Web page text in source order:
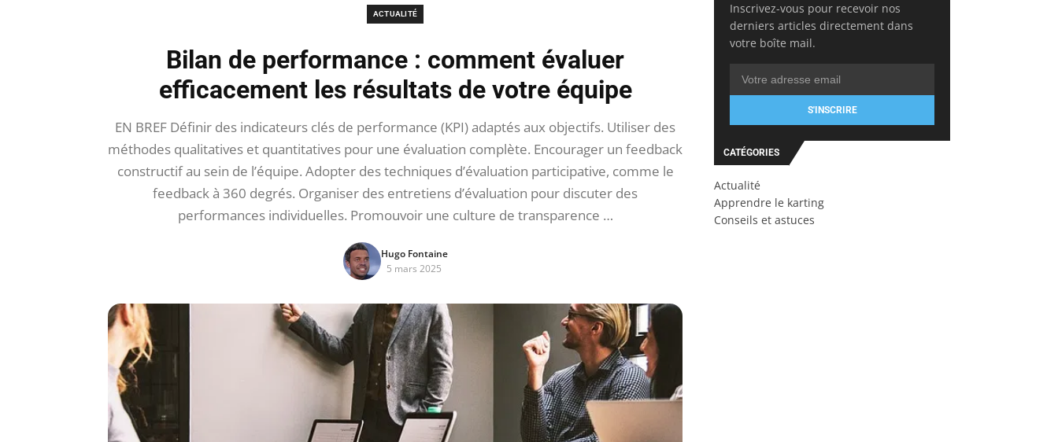
ACTUALITÉ
Bilan de performance : comment évaluer
efficacement les résultats de votre équipe
EN BREF Définir des indicateurs clés de performance (KPI) adaptés aux objectifs. Utiliser des
méthodes qualitatives et quantitatives pour une évaluation complète. Encourager un feedback
constructif au sein de l’équipe. Adopter des techniques d’évaluation participative, comme le
feedback à 360 degrés. Organiser des entretiens d’évaluation pour discuter des
performances individuelles. Promouvoir une culture de transparence …
Hugo Fontaine
5 mars 2025
Inscrivez-vous pour recevoir nos
derniers articles directement dans
votre boîte mail.
S'INSCRIRE
CATÉGORIES
Actualité
Apprendre le karting
Conseils et astuces